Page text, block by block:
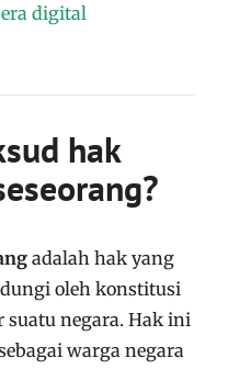
digital
hak
adalah hak yang
oleh konstitusi
negara. Hak ini
warga negara